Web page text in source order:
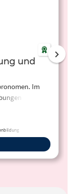
und
Im
machen